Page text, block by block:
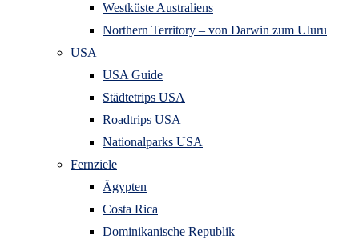
Westküste Australiens
Northern Territory – von Darwin zum Uluru
USA
USA Guide
Städtetrips USA
Roadtrips USA
Nationalparks USA
Fernziele
Ägypten
Costa Rica
Dominikanische Republik